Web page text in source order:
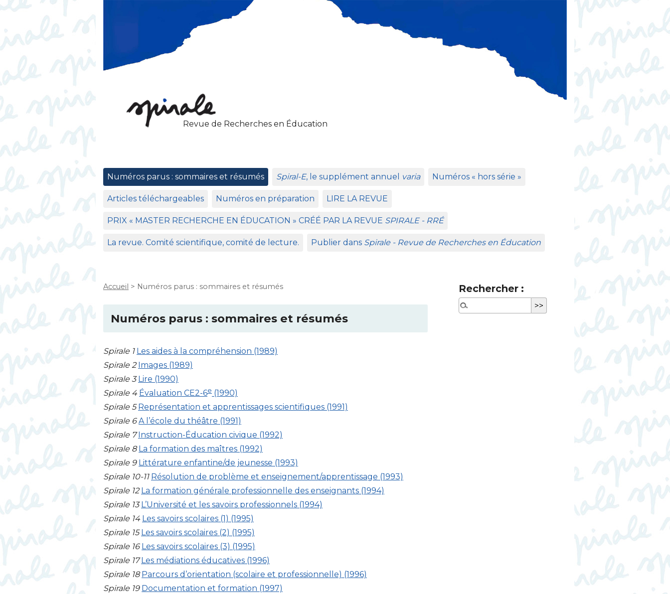
Revue de Recherches en Éducation
Numéros parus : sommaires et résumés Spiral-E, le supplément annuel varia Numéros « hors série »
Articles téléchargeables Numéros en préparation LIRE LA REVUE
PRIX « MASTER RECHERCHE EN É DUCATION » CR ÉÉ PAR LA REVUE SPIRALE- RRÉ
La revue. Comité scientifique, comité de lecture. Publier dans Spirale - Revue de Recherches en Éducation
Accueil > Numéros parus : sommaires et résumés
Numéros parus : sommaires et résumés
Spirale 1 Les aides à la compréhension (1989)
Spirale 2 Images (1989)
Spirale 3 Lire (1990)
Spirale 4 Évaluation CE2-6e (1990)
Spirale 5 Représentation et apprentissages scientifiques (1991)
Spirale 6 A l’école du théâtre (1991)
Spirale 7 Instruction-Éducation civique (1992)
Spirale 8 La formation des maîtres (1992)
Spirale 9 Littérature enfantine/de jeunesse (1993)
Spirale 10-11 Résolution de problème et enseignement/apprentissage (1993)
Spirale 12 La formation générale professionnelle des enseignants (1994)
Spirale 13 L’Université et les savoirs professionnels (1994)
Spirale 14 Les savoirs scolaires (1) (1995)
Spirale 15 Les savoirs scolaires (2) (1995)
Spirale 16 Les savoirs scolaires (3) (1995)
Spirale 17 Les médiations éducatives (1996)
Spirale 18 Parcours d’orientation (scolaire et professionnelle) (1996)
Spirale 19 Documentation et formation (1997)
Rechercher :